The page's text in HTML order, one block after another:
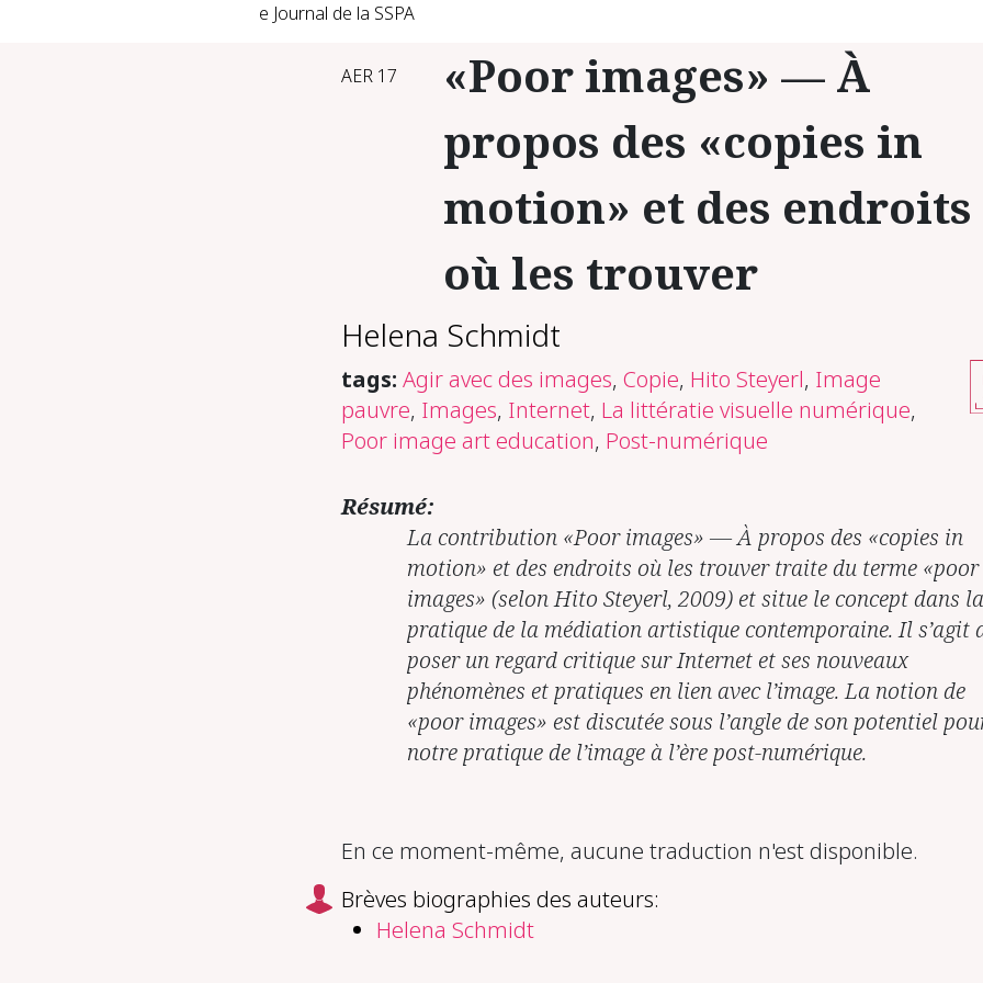
e Journal de la SSPA
AER 17
«Poor images» — À
propos des «copies in
motion» et des endroits
où les trouver
Helena Schmidt
tags: Agir avec des images, Copie, Hito Steyerl, Image
pauvre, Images, Internet, La littératie visuelle numérique,
Poor image art education, Post-numérique
Résumé:
La contribution «Poor images» — À propos des «copies in
motion» et des endroits où les trouver traite du terme «poor
images» (selon Hito Steyerl, 2009) et situe le concept dans la
pratique de la médiation artistique contemporaine. Il s’agit
poser un regard critique sur Internet et ses nouveaux
phénomènes et pratiques en lien avec l’image. La notion de
«poor images» est discutée sous l’angle de son potentiel
notre pratique de l’image à l’ère post-numérique.
En ce moment-même, aucune traduction n'est disponible.
Brèves biographies des auteurs:
Helena Schmidt